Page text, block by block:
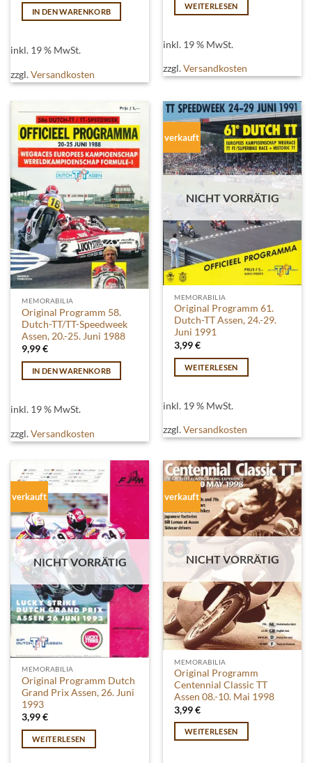
IN DEN WARENKORB
inkl. 19 % MwSt.
zzgl.Versandkosten
WEITERLESEN
inkl. 19 % MwSt.
zzgl.Versandkosten
MEMORABILIA
Original Programm 58.
Dutch-TT/TT-Speedweek
Assen, 20.-25. Juni 1988
9,99€
IN DEN WARENKORB
inkl. 19 % MwSt.
zzgl.Versandkosten
verkauft
NICHT VORRÄTIG
MEMORABILIA
Original Programm 61.
Dutch-TT Assen, 24.-29.
Juni 1991
3,99€
WEITERLESEN
inkl. 19 % MwSt.
zzgl.Versandkosten
verkauft
NICHT VORRÄTIG
MEMORABILIA
Original Programm Dutch
Grand Prix Assen, 26. Juni
1993
3,99€
WEITERLESEN
verkauft
NICHT VORRÄTIG
MEMORABILIA
Original Programm
Centennial Classic TT
Assen 08.-10. Mai 1998
3,99€
WEITERLESEN